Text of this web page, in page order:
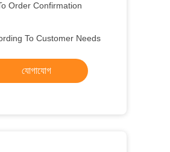
Order Confirmation
To Customer Needs
যোগাযোগ